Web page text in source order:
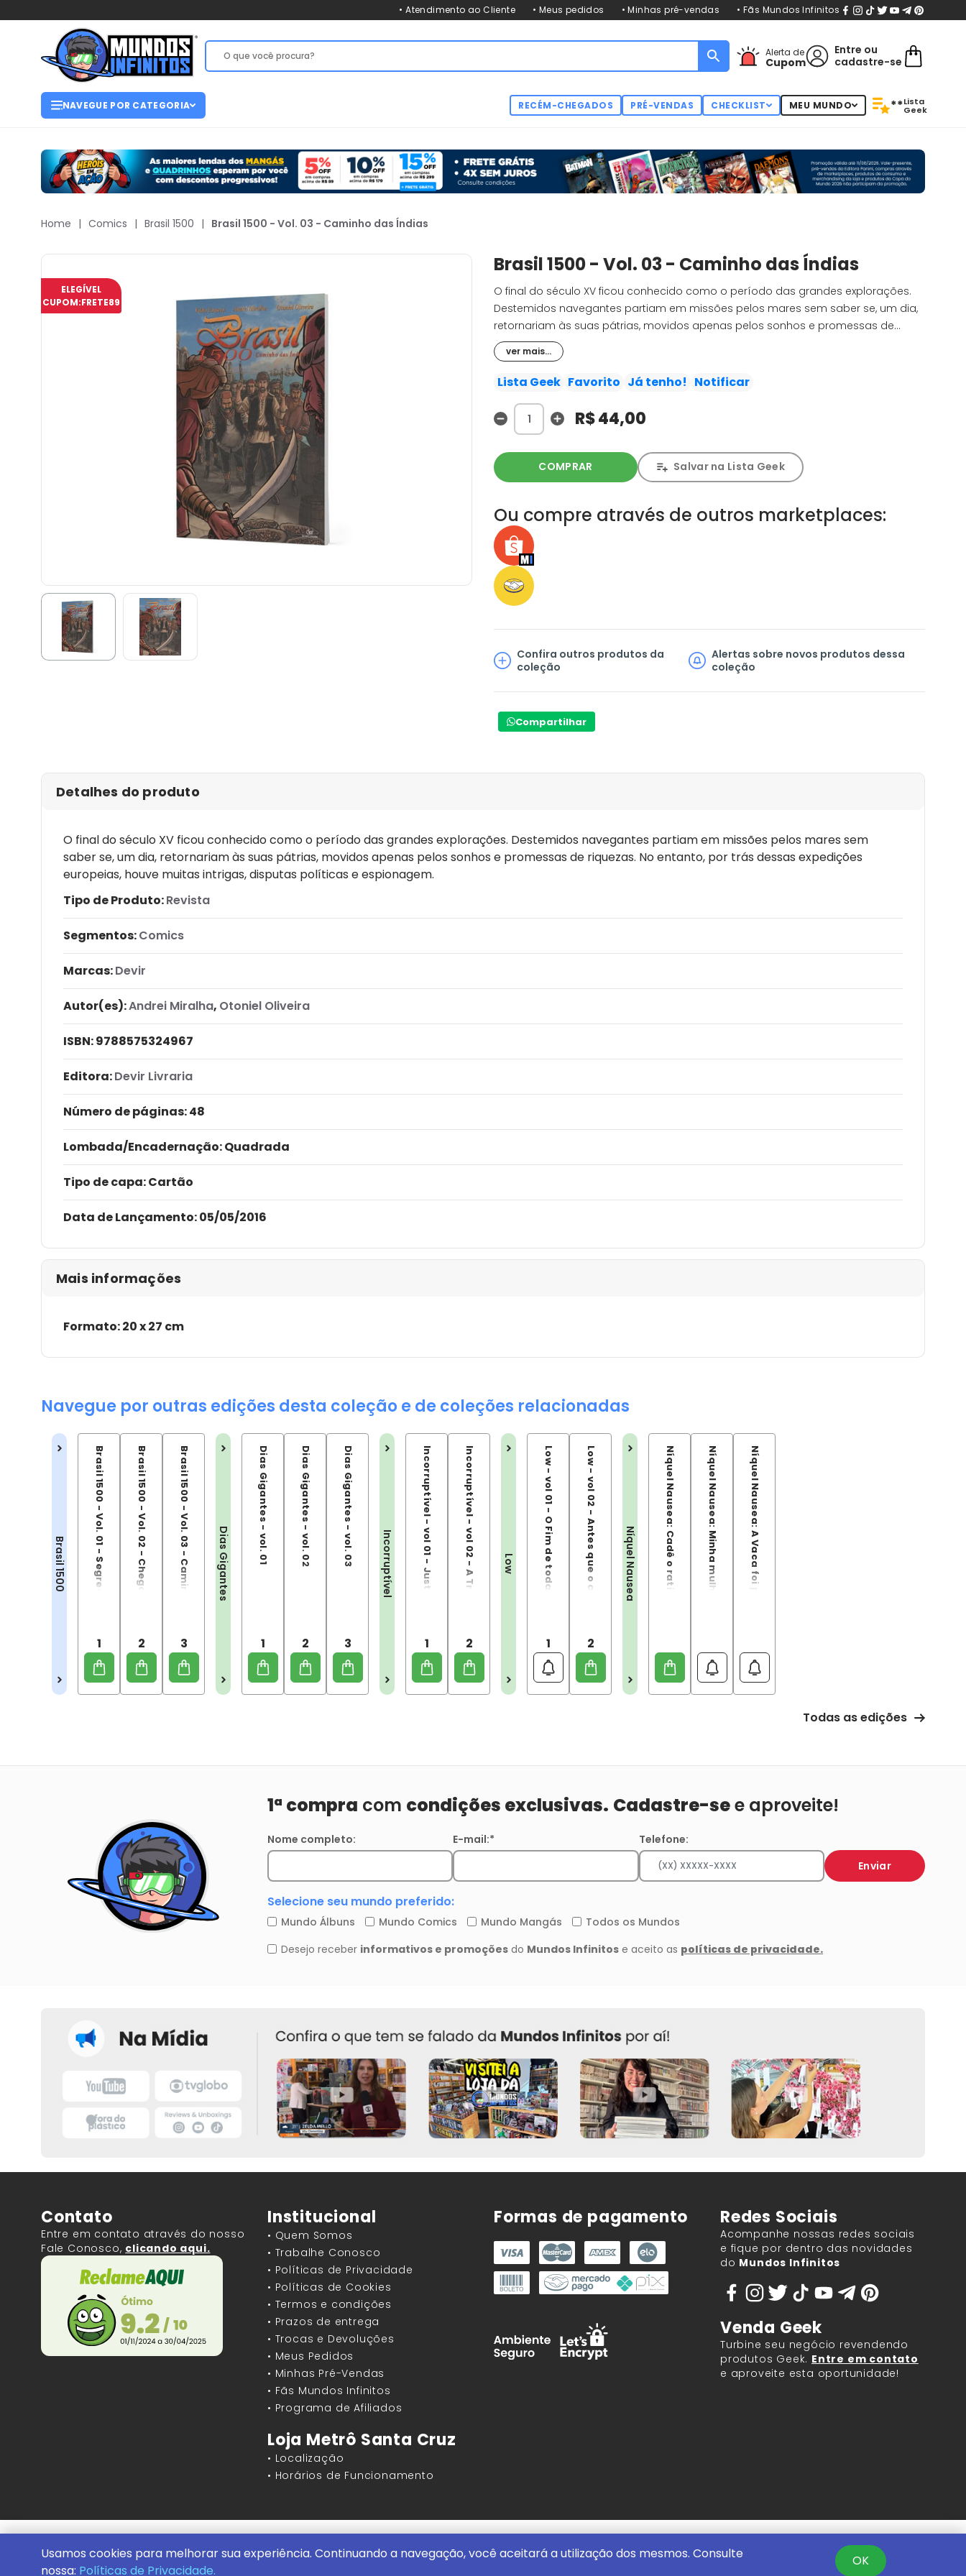
• Atendimento ao Cliente • Meus pedidos • Minhas pré-vendas • Fãs Mundos Infinitos
Alerta de
Cupom
Entre ou
cadastre-se
NAVEGUE POR CATEGORIA RECÉM-CHEGADOS PRÉ-VENDAS CHECKLIST MEU MUNDO **Lista
Geek
Home | Comics | Brasil 1500 | Brasil 1500 - Vol. 03 - Caminho das Índias
ELEGÍVEL
CUPOM:FRETE89
Brasil 1500 - Vol. 03 - Caminho das Índias
O final do século XV ficou conhecido como o período das grandes explorações.
Destemidos navegantes partiam em missões pelos mares sem saber se, um dia,
retornariam às suas pátrias, movidos apenas pelos sonhos e promessas de
riquezas. No entanto, por trás dessas expedições europeias, houve muitas intrigas,
disputas políticas e espionagem.
ver mais...
Lista Geek Favorito Já tenho! Notificar
R$ 44,00
COMPRAR Salvar na Lista Geek
Ou compre através de outros marketplaces:
Confira outros produtos da
coleção
Alertas sobre novos produtos dessa
coleção
Compartilhar
Detalhes do produto
O final do século XV ficou conhecido como o período das grandes explorações. Destemidos navegantes partiam em missões pelos mares sem
saber se, um dia, retornariam às suas pátrias, movidos apenas pelos sonhos e promessas de riquezas. No entanto, por trás dessas expedições
europeias, houve muitas intrigas, disputas políticas e espionagem.
Tipo de Produto:Revista
Segmentos:Comics
Marcas:Devir
Autor(es):Andrei Miralha, Otoniel Oliveira
ISBN:9788575324967
Editora:Devir Livraria
Número de páginas: 48
Lombada/Encadernação: Quadrada
Tipo de capa:Cartão
Data de Lançamento:05/05/2016
Mais informações
Formato: 20 x 27 cm
Navegue por outras edições desta coleção e de coleções relacionadas
Brasil 1500 Brasil 1500 - Vol. 01 - Segredo Estado
1 Brasil 1500 - Vol. 02 - Chegada ao Paraiso
2 Brasil 1500 - Vol. 03 - Caminho das Índias
3
Dias Gigantes Dias Gigantes - vol. 01
1
Dias Gigantes - vol. 02
2
Dias Gigantes - vol. 03
3
Incorruptível Incorruptível - vol 01 - Justiça a qualquer preço
1 Incorruptível - vol 02 - A Trilha da Redenção
2
Low Low - vol 01 - O Fim de toda a luz
1 Low - vol 02 - Antes que o alvorecer nos destrua
2
Níquel Nausea Níquel Nausea: Cadê o ratinho do Titio?Níquel Nausea: Minha mulher é uma galinhaNíquel Nausea: A Vaca foi pro brejo
Todas as edições
Contato
Entre em contato através do nosso
Fale Conosco, clicando aqui.
Institucional
• Quem Somos
• Trabalhe Conosco
• Políticas de Privacidade
• Políticas de Cookies
• Termos e condições
• Prazos de entrega
• Trocas e Devoluções
• Meus Pedidos
• Minhas Pré-Vendas
• Fãs Mundos Infinitos
• Programa de Afiliados
Loja Metrô Santa Cruz
• Localização
• Horários de Funcionamento
Formas de pagamento Redes Sociais
Acompanhe nossas redes sociais
e fique por dentro das novidades
do Mundos Infinitos
Venda Geek
Turbine seu negócio revendendo
produtos Geek. Entre em contato
e aproveite esta oportunidade!
Mundos Infinitos - Publicações e Geek Store |ContentStuff Publicações e Assinaturas Ltda. CNPJ - 05.859.917/0001-60.
Conheça nossa Loja Física:
Rua Machado Bitencourt, 291 - Vila Clementino, São Paulo/SP, 04044-000
Usamos cookies para melhorar sua experiência. Continuando a navegação, você aceitará a utilização dos mesmos. Consulte
nossa: Políticas de Privacidade.
OK